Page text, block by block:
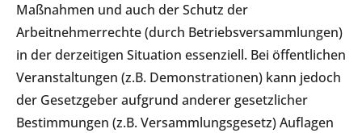
Maßnahmen und auch der Schutz der
Arbeitnehmerrechte (durch Betriebsversammlungen)
in der derzeitigen Situation essenziell. Bei öffentlichen
Veranstaltungen (z.B. Demonstrationen) kann jedoch
der Gesetzgeber aufgrund anderer gesetzlicher
Bestimmungen (z.B. Versammlungsgesetz) Auflagen